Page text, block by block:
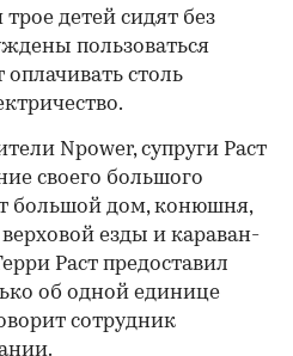
детей сидят без
пользоваться
столь
Npower, супруги Раст
своего большого
большой дом, конюшня,
езды и караван-
Раст предоставил
об одной единице
сотрудник